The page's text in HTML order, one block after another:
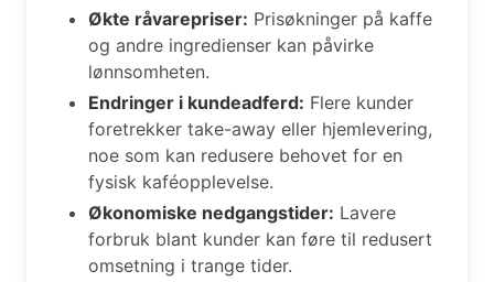
Økte råvarepriser: Prisøkninger på kaffe
og andre ingredienser kan påvirke
lønnsomheten.
Endringer i kundeadferd: Flere kunder
foretrekker take-away eller hjemlevering,
noe som kan redusere behovet for en
fysisk kaféopplevelse.
Økonomiske nedgangstider: Lavere
forbruk blant kunder kan føre til redusert
omsetning i trange tider.